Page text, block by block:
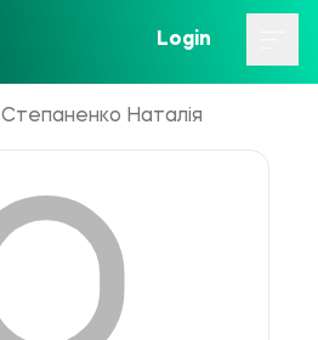
Login
Степаненко Наталія